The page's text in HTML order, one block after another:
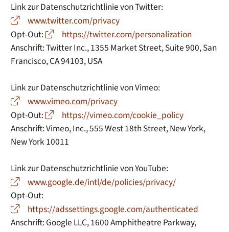
Link zur Datenschutzrichtlinie von Twitter:
www.twitter.com/privacy
Opt-Out:
https://twitter.com/personalization
Anschrift: Twitter Inc., 1355 Market Street, Suite 900, San
Francisco, CA 94103, USA
Link zur Datenschutzrichtlinie von Vimeo:
www.vimeo.com/privacy
Opt-Out:
https://vimeo.com/cookie_policy
Anschrift: Vimeo, Inc., 555 West 18th Street, New York,
New York 10011
Link zur Datenschutzrichtlinie von YouTube:
www.google.de/intl/de/policies/privacy/
Opt-Out:
https://adssettings.google.com/authenticated
Anschrift: Google LLC, 1600 Amphitheatre Parkway,